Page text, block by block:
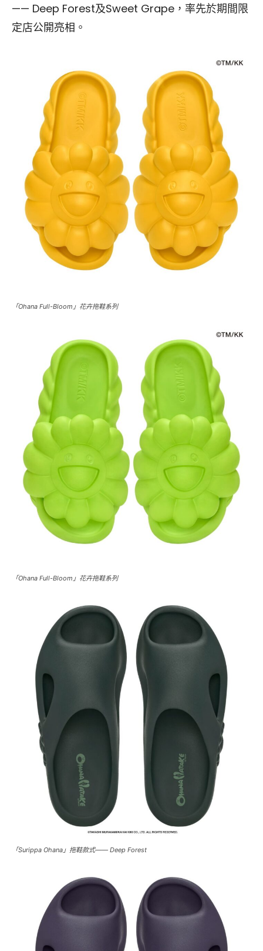
—— Deep Forest及Sweet Grape，率先於期間限
定店公開亮相。
「Ohana Full-Bloom」花卉拖鞋系列
「Ohana Full-Bloom」花卉拖鞋系列
「Surippa Ohana」拖鞋款式—— Deep Forest